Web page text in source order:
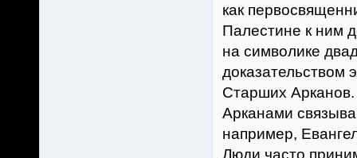
как
Палестине к ним
на символике
доказательством
Старших
Арканами
например,
Люди часто